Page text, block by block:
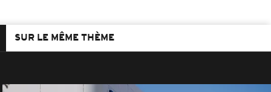
SUR LE MÊME THÈME